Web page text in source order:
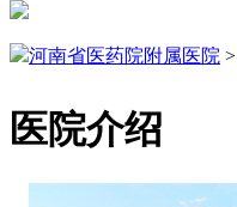
河南省医药院附属医院 >
医院介绍